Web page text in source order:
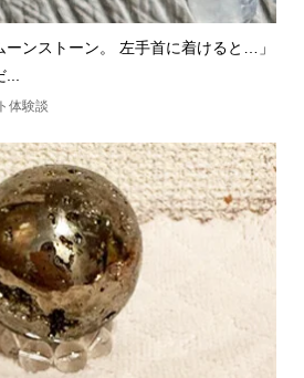
ーンストーン。 左手首に着けると…」
体験談